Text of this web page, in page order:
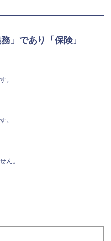
」であり「保険」
。
。
ん。